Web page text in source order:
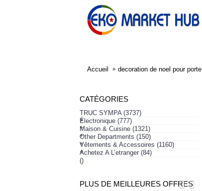
Accueil decoration de noel pour porte
CATÉGORIES
TRUC SYMPA (3737)
+
Électronique (777)
+
Maison & Cuisine (1321)
+
Other Departments (150)
+
Vêtements & Accessoires (1160)
+
Achetez A L’etranger (84)
()
PLUS DE MEILLEURES OFFRES